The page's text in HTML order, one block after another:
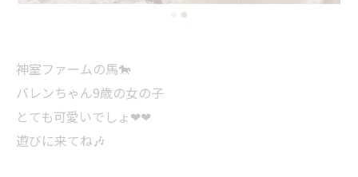
神室ファームの馬🐎
バレンちゃん9歳の女の子
とても可愛いでしょ❤❤
遊びに来てね🎶